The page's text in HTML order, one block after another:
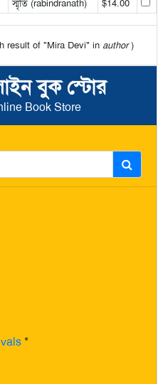
বুক স্টোর
Book Store
*
স্মৃতি (rabindranath) $14.00
result of "Mira Devi" in author)